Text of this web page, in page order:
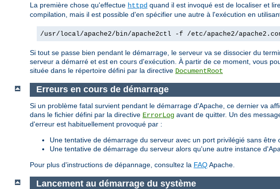
La première chose qu'effectue httpd quand il est invoqué est de localiser et
compilation, mais il est possible d'en spécifier une autre à l'exécution en
/usr/local/apache2/bin/apache2ctl -f /etc/apache2/
Si tout se passe bien pendant le démarrage, le serveur va se dissocier du
serveur a démarré et est en cours d'exécution. À partir de ce moment, vous
située dans le répertoire défini par la directive DocumentRoot
Erreurs en cours de démarrage
Si un problème fatal survient pendant le démarrage d'Apache, ce dernier va
dans le fichier défini par la directive ErrorLog avant de quitter. Un des
d'erreur est habituellement provoqué par :
Une tentative de démarrage du serveur avec un port privilégié sans être
Une tentative de démarrage du serveur alors qu'une autre instance
Pour plus d'instructions de dépannage, consultez la FAQApache.
Lancement au démarrage du système